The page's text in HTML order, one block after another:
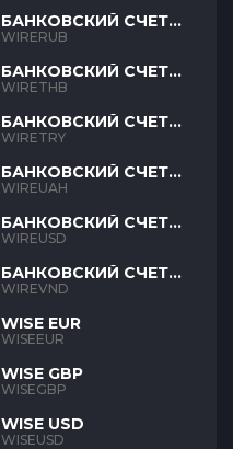
БАНКОВСКИЙ СЧЕТ
RUB
WIRERUB
БАНКОВСКИЙ СЧЕТ
THB
WIRETHB
БАНКОВСКИЙ СЧЕТ
TRY
WIRETRY
БАНКОВСКИЙ СЧЕТ
UAH
WIREUAH
БАНКОВСКИЙ СЧЕТ
USD
WIREUSD
БАНКОВСКИЙ СЧЕТ
VND
WIREVND
WISE EUR
WISEEUR
WISE GBP
WISEGBP
WISE USD
WISEUSD